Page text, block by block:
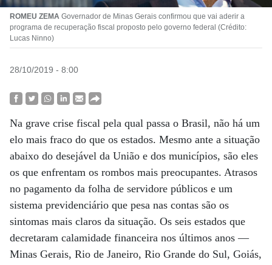
ROMEU ZEMA Governador de Minas Gerais confirmou que vai aderir a
programa de recuperação fiscal proposto pelo governo federal (Crédito:
Lucas Ninno)
28/10/2019 - 8:00
Na grave crise fiscal pela qual passa o Brasil, não há um
elo mais fraco do que os estados. Mesmo ante a situação
abaixo do desejável da União e dos municípios, são eles
os que enfrentam os rombos mais preocupantes. Atrasos
no pagamento da folha de servidore públicos e um
sistema previdenciário que pesa nas contas são os
sintomas mais claros da situação. Os seis estados que
decretaram calamidade financeira nos últimos anos —
Minas Gerais, Rio de Janeiro, Rio Grande do Sul, Goiás,